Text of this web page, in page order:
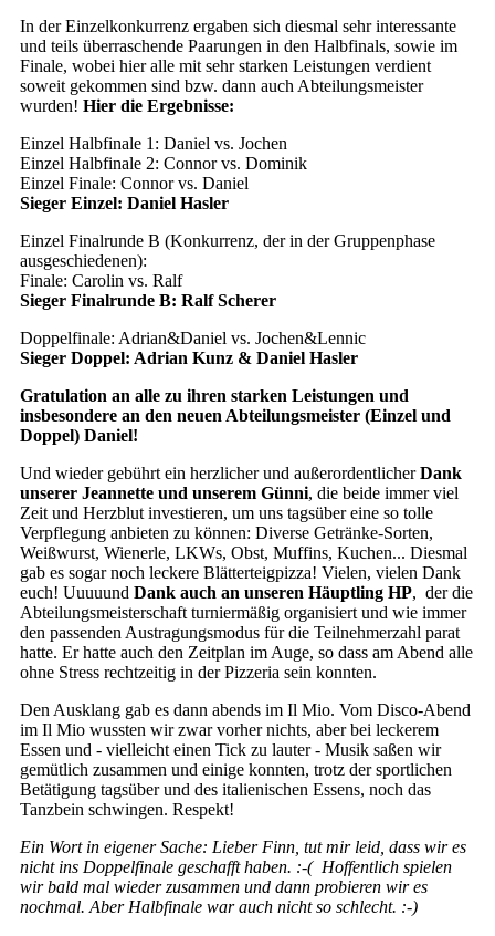
In der Einzelkonkurrenz ergaben sich diesmal sehr interessante
und teils überraschende Paarungen in den Halbfinals, sowie im
Finale, wobei hier alle mit sehr starken Leistungen verdient
soweit gekommen sind bzw. dann auch Abteilungsmeister
wurden! Hier die Ergebnisse:
Einzel Halbfinale 1: Daniel vs. Jochen
Einzel Halbfinale 2: Connor vs. Dominik
Einzel Finale: Connor vs. Daniel
Sieger Einzel: Daniel Hasler
Einzel Finalrunde B (Konkurrenz, der in der Gruppenphase
ausgeschiedenen):
Finale: Carolin vs. Ralf
Sieger Finalrunde B: Ralf Scherer
Doppelfinale: Adrian&Daniel vs. Jochen&Lennic
Sieger Doppel: Adrian Kunz & Daniel Hasler
Gratulation an alle zu ihren starken Leistungen und
insbesondere an den neuen Abteilungsmeister (Einzel und
Doppel) Daniel!
Und wieder gebührt ein herzlicher und außerordentlicherDank
unserer Jeannette und unserem Günni, die beide immer viel
Zeit und Herzblut investieren, um uns tagsüber eine so tolle
Verpflegung anbieten zu können: Diverse Getränke-Sorten,
Weißwurst, Wienerle, LKWs, Obst, Muffins, Kuchen... Diesmal
gab es sogar noch leckere Blätterteigpizza! Vielen, vielen Dank
euch! Uuuuund Dank auch an unseren Häuptling HP, der die
Abteilungsmeisterschaft turniermäßig organisiert und wie immer
den passenden Austragungsmodus für die Teilnehmerzahl parat
hatte. Er hatte auch den Zeitplan im Auge, so dass am Abend alle
ohne Stress rechtzeitig in der Pizzeria sein konnten.
Den Ausklang gab es dann abends im Il Mio. Vom Disco-Abend
im Il Mio wussten wir zwar vorher nichts, aber bei leckerem
Essen und - vielleicht einen Tick zu lauter - Musik saßen wir
gemütlich zusammen und einige konnten, trotz der sportlichen
Betätigung tagsüber und des italienischen Essens, noch das
Tanzbein schwingen. Respekt!
Ein Wort in eigener Sache: Lieber Finn, tut mir leid, dass wir es
nicht ins Doppelfinale geschafft haben. :-( Hoffentlich spielen
wir bald mal wieder zusammen und dann probieren wir es
nochmal. Aber Halbfinale war auch nicht so schlecht. :-)